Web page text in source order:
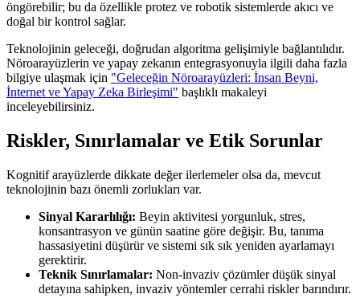
öngörebilir; bu da özellikle protez ve robotik sistemlerde akıcı ve
doğal bir kontrol sağlar.
Teknolojinin geleceği, doğrudan algoritma gelişimiyle bağlantılıdır.
Nöroarayüzlerin ve yapay zekanın entegrasyonuyla ilgili daha fazla
bilgiye ulaşmak için "Geleceğin Nöroarayüzleri: İnsan Beyni,
İnternet ve Yapay Zeka Birleşimi" başlıklı makaleyi
inceleyebilirsiniz.
Riskler, Sınırlamalar ve Etik Sorunlar
Kognitif arayüzlerde dikkate değer ilerlemeler olsa da, mevcut
teknolojinin bazı önemli zorlukları var.
Sinyal Kararlılığı: Beyin aktivitesi yorgunluk, stres,
konsantrasyon ve günün saatine göre değişir. Bu, tanıma
hassasiyetini düşürür ve sistemi sık sık yeniden ayarlamayı
gerektirir.
Teknik Sınırlamalar: Non-invaziv çözümler düşük sinyal
detayına sahipken, invaziv yöntemler cerrahi riskler barındırır.